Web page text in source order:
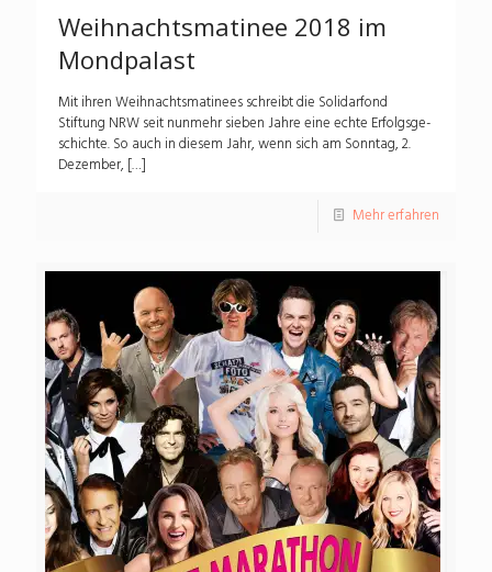
Weihnachtsmatinee 2018 im
Mondpalast
Mit ihren Weihnachtsmatinees schreibt die Solidarfond
Stiftung NRW seit nunmehr sieben Jahre eine echte Erfolgsge­
schichte. So auch in die­sem Jahr, wenn sich am Sonntag, 2.
Dezember, […]
Mehr erfahren